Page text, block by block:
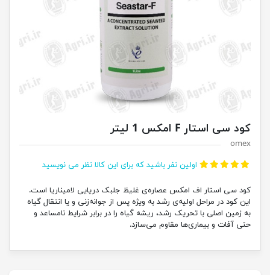
کود سی استار F امکس 1 لیتر
omex
اولین نفر باشید که برای این کالا نظر می نویسید
کود سی استار اف امکس عصاره‌ی غلیظ جلبک دریایی لامیناریا است.
این کود در مراحل اولیه‌ی رشد به ویژه پس از جوانه‌زنی و یا انتقال گیاه
به زمین اصلی با تحریک رشد، ریشه گیاه را در برابر شرایط نامساعد و
حتی آفات و بیماری‌ها مقاوم می‌سازد.